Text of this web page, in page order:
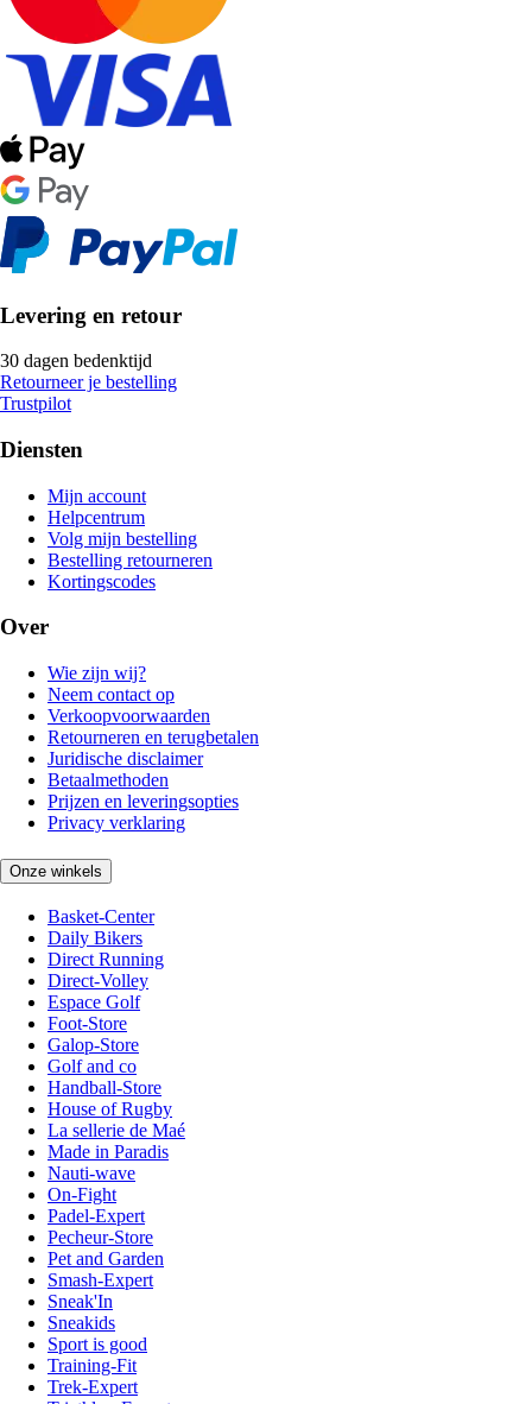
Levering en retour
30 dagen bedenktijd
Retourneer je bestelling
Trustpilot
Diensten
Mijn account
Helpcentrum
Volg mijn bestelling
Bestelling retourneren
Kortingscodes
Over
Wie zijn wij?
Neem contact op
Verkoopvoorwaarden
Retourneren en terugbetalen
Juridische disclaimer
Betaalmethoden
Prijzen en leveringsopties
Privacy verklaring
Onze winkels
Basket-Center
Daily Bikers
Direct Running
Direct-Volley
Espace Golf
Foot-Store
Galop-Store
Golf and co
Handball-Store
House of Rugby
La sellerie de Maé
Made in Paradis
Nauti-wave
On-Fight
Padel-Expert
Pecheur-Store
Pet and Garden
Smash-Expert
Sneak'In
Sneakids
Sport is good
Training-Fit
Trek-Expert